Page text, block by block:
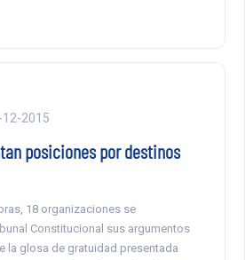
12-2015
posiciones por destinos
18 organizaciones se
Constitucional sus argumentos
la glosa de gratuidad presentada